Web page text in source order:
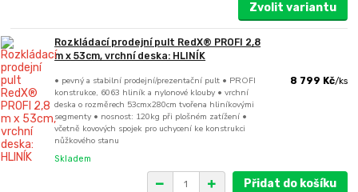
Zvolit variantu
Rozkládací prodejní pult RedX® PROFI 2,8
m x 53cm, vrchní deska: HLINÍK
• pevný a stabilní prodejní/prezentační pult • PROFI
konstrukce, 6063 hliník a nylonové klouby • vrchní
deska o rozměrech 53cmx280cm tvořena hliníkovými
segmenty • nosnost: 120kg při plošném zatížení •
včetně kovových spojek pro uchycení ke konstrukci
nůžkového stanu
8 799 Kč/ks
Skladem
Přidat do košíku